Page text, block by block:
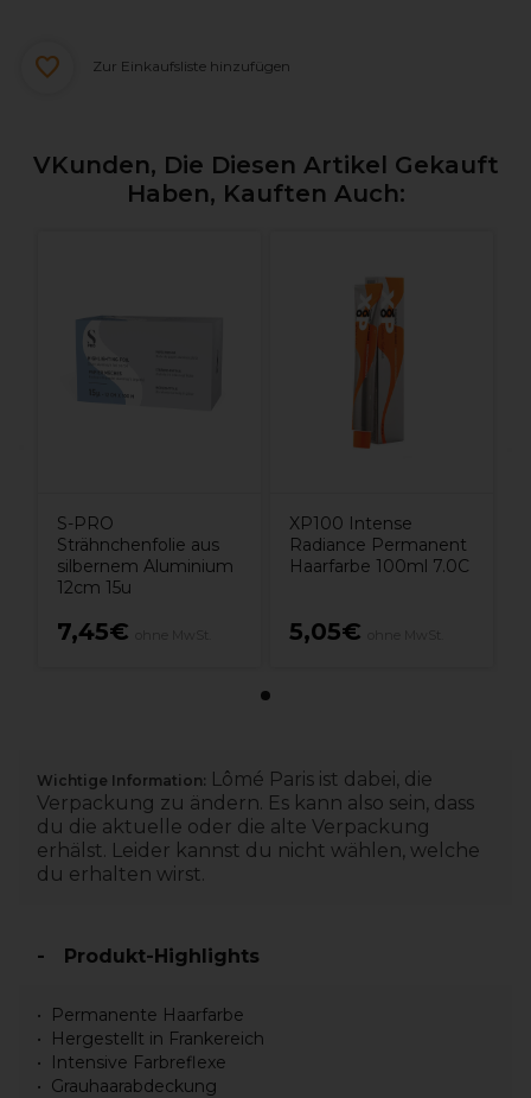
Zur Einkaufsliste hinzufügen
VKunden, Die Diesen Artikel Gekauft
Haben, Kauften Auch:
S-PRO
Strähnchenfolie aus
silbernem Aluminium
12cm 15u
7,45€
XP100 Intense
Radiance Permanent
Haarfarbe 100ml 7.0C
5,05€
Wichtige Information: Lômé Paris ist dabei, die
Verpackung zu ändern. Es kann also sein, dass
du die aktuelle oder die alte Verpackung
erhälst. Leider kannst du nicht wählen, welche
du erhalten wirst.
Produkt-Highlights
Permanente Haarfarbe
Hergestellt in Frankereich
Intensive Farbreflexe
Grauhaarabdeckung